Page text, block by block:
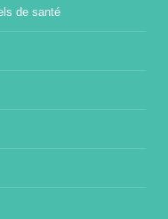
de santé